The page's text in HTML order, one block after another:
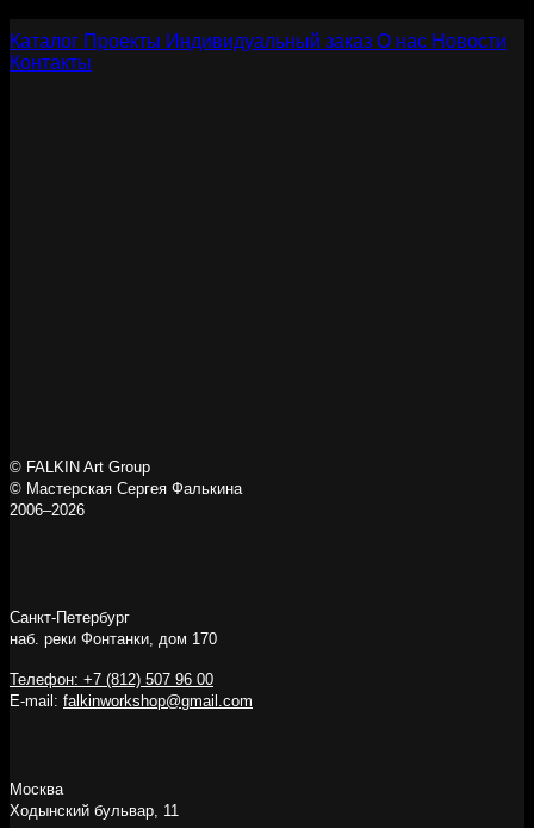
Каталог Проекты Индивидуальный заказ О нас Новости
Контакты
© FALKIN Art Group
© Мастерская Сергея Фалькина
2006–2026
Санкт-Петербург
наб. реки Фонтанки, дом 170
Телефон: +7 (812) 507 96 00
E-mail: falkinworkshop@gmail.com
Москва
Ходынский бульвар, 11